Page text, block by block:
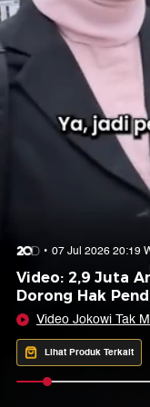
07 Jul 2026 20:19
Video: 2,9 Juta
Dorong Hak
Video Jokowi Tak
Dikaitkan ke Politik
Lihat Produk Terkait
Copy
Login
Login